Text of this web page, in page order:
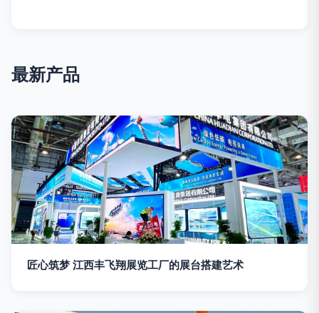
最新产品
匠心筑梦 江西丰飞翔展览工厂的展台搭建艺术